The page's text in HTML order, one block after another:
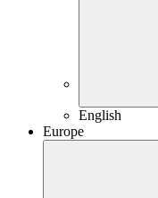
English
Europe